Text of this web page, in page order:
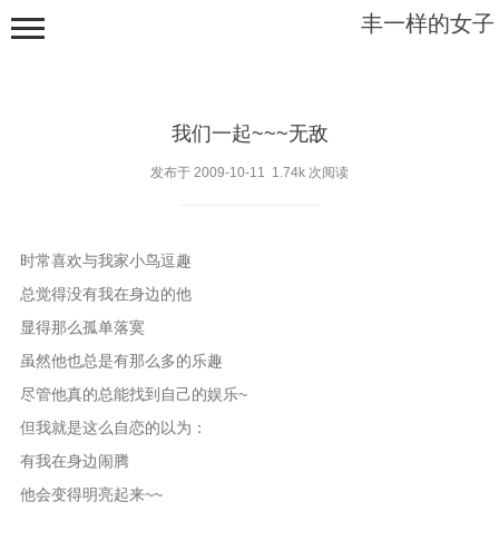
我们一起~~~无敌
发布于 2009-10-11 1.74k 次阅读
时常喜欢与我家小鸟逗趣
总觉得没有我在身边的他
显得那么孤单落寞
虽然他也总是有那么多的乐趣
尽管他真的总能找到自己的娱乐~
但我就是这么自恋的以为：
有我在身边闹腾
他会变得明亮起来~~
丰一样的女子
根之幽深
枝之稳安
藤之绵缠
叶之飘零
乱草丛生